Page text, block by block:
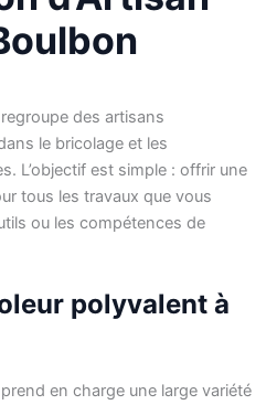
des artisans
le bricolage et les
L’objectif est simple : offrir une
tous les travaux que vous
ou les compétences de
polyvalent à
en charge une large variété